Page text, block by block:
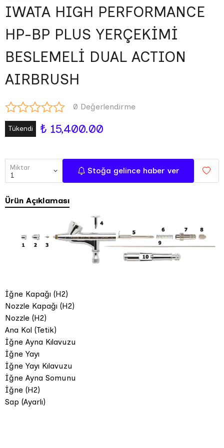
IWATA HIGH PERFORMANCE
HP-BP PLUS YERÇEKİMİ
BESLEMELİ DUAL ACTION
AIRBRUSH
0 Değerlendirme
Tükendi ₺ 15,400.00
Miktar Stoğa gelince haber ver
Ürün Açıklaması
İğne Kapağı (H2)
Nozzle Kapağı (H2)
Nozzle (H2)
Ana Kol (Tetik)
İğne Ayna Kılavuzu
İğne Yayı
İğne Yayı Kılavuzu
İğne Ayna Somunu
İğne (H2)
Sap (Ayarlı)